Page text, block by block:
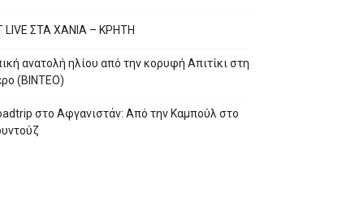
LIVE ΣΤΑ ΧΑΝΙΑ – ΚΡΗΤΗ
ανατολή ηλίου από την κορυφή Απιτίκι στη
(ΒΙΝΤΕΟ)
στο Αφγανιστάν: Από την Καμπούλ στο